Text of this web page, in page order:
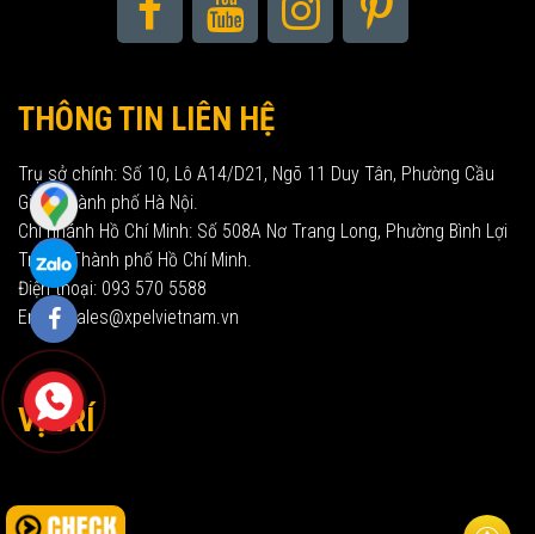
THÔNG TIN LIÊN HỆ
Trụ sở chính: Số 10, Lô A14/D21, Ngõ 11 Duy Tân, Phường Cầu
Giấy, Thành phố Hà Nội.
Chi nhánh Hồ Chí Minh: Số 508A Nơ Trang Long, Phường Bình Lợi
Trung, Thành phố Hồ Chí Minh.
Điện thoại: 093 570 5588
Email: sales@xpelvietnam.vn
VỊ TRÍ